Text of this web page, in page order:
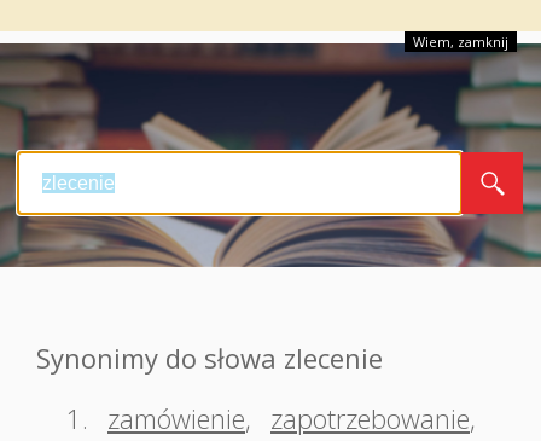
Wiem, zamknij
Synonimy do słowa zlecenie
1.
zamówienie, zapotrzebowanie,